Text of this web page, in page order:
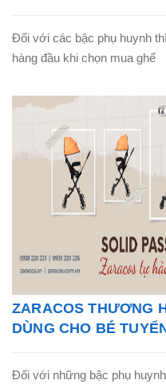
Đối với các bậc phụ huynh
hàng đầu khi chọn mua ghế
ZARACOS THƯƠNG
DÙNG CHO BÉ
Đối với những bậc phụ